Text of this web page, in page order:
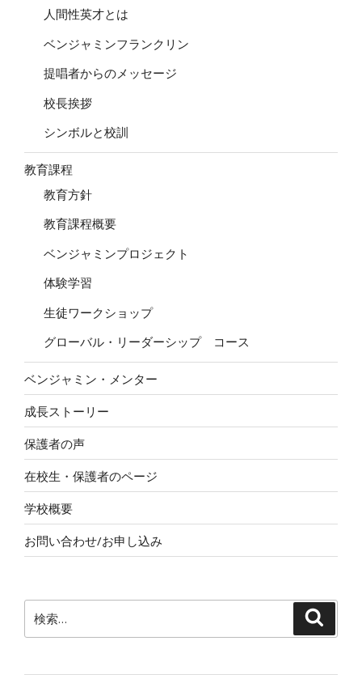
人間性英才とは
ベンジャミンフランクリン
提唱者からのメッセージ
校長挨拶
シンボルと校訓
教育課程
教育方針
教育課程概要
ベンジャミンプロジェクト
体験学習
生徒ワークショップ
グローバル・リーダーシップ コース
ベンジャミン・メンター
成長ストーリー
保護者の声
在校生・保護者のページ
学校概要
お問い合わせ/お申し込み
索: